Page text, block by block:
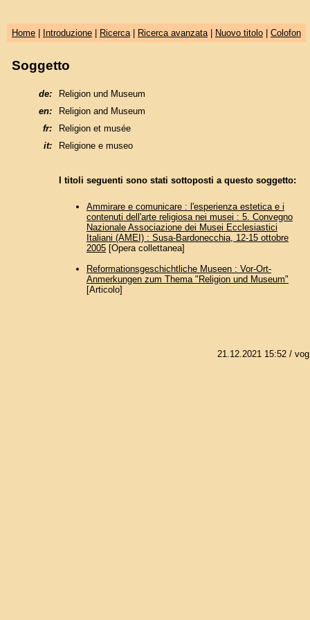
Home| Introduzione| Ricerca| Ricerca avanzata| Nuovo titolo| Colofon
Soggetto
de:
Religion und Museum
en:
Religion and Museum
fr:
Religion et musée
it:
Religione e museo
I titoli seguenti sono stati sottoposti a questo soggetto:
Ammirare e comunicare : l'esperienza estetica e i
contenuti dell'arte religiosa nei musei : 5. Convegno
Nazionale Associazione dei Musei Ecclesiastici
Italiani (AMEI) : Susa-Bardonecchia, 12-15 ottobre
2005[Opera collettanea]
Reformationsgeschichtliche Museen : Vor-Ort-
Anmerkungen zum Thema "Religion und Museum"
[Articolo]
21.12.2021 15:52/ vog